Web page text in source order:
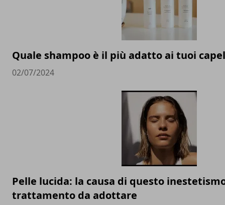
Quale shampoo è il più adatto ai tuoi
02/07/2024
Pelle lucida: la causa di questo
trattamento da adottare